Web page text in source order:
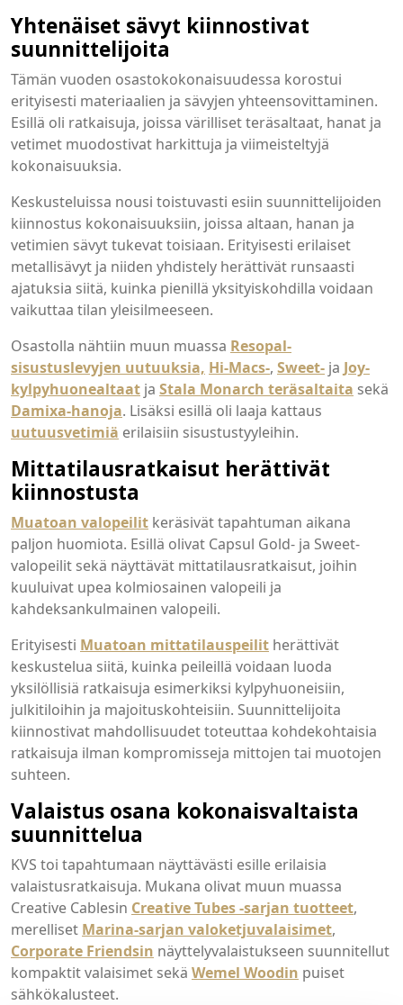
Yhtenäiset sävyt kiinnostivat
suunnittelijoita
Tämän vuoden osastokokonaisuudessa korostui
erityisesti materiaalien ja sävyjen yhteensovittaminen.
Esillä oli ratkaisuja, joissa värilliset teräsaltaat, hanat ja
vetimet muodostivat harkittuja ja viimeisteltyjä
kokonaisuuksia.
Keskusteluissa nousi toistuvasti esiin suunnittelijoiden
kiinnostus kokonaisuuksiin, joissa altaan, hanan ja
vetimien sävyt tukevat toisiaan. Erityisesti erilaiset
metallisävyt ja niiden yhdistely herättivät runsaasti
ajatuksia siitä, kuinka pienillä yksityiskohdilla voidaan
vaikuttaa tilan yleisilmeeseen.
Osastolla nähtiin muun muassa Resopal-
sisustuslevyjen uutuuksia, Hi-Macs-, Sweet- ja Joy-
kylpyhuonealtaat ja Stala Monarch teräsaltaita sekä
Damixa-hanoja. Lisäksi esillä oli laaja kattaus
uutuusvetimiä erilaisiin sisustustyyleihin.
Mittatilausratkaisut herättivät
kiinnostusta
Muatoan valopeilit keräsivät tapahtuman aikana
paljon huomiota. Esillä olivat Capsul Gold- ja Sweet-
valopeilit sekä näyttävät mittatilausratkaisut, joihin
kuuluivat upea kolmiosainen valopeili ja
kahdeksankulmainen valopeili.
Erityisesti Muatoan mittatilauspeilit herättivät
keskustelua siitä, kuinka peileillä voidaan luoda
yksilöllisiä ratkaisuja esimerkiksi kylpyhuoneisiin,
julkitiloihin ja majoituskohteisiin. Suunnittelijoita
kiinnostivat mahdollisuudet toteuttaa kohdekohtaisia
ratkaisuja ilman kompromisseja mittojen tai muotojen
suhteen.
Valaistus osana kokonaisvaltaista
suunnittelua
KVS toi tapahtumaan näyttävästi esille erilaisia
valaistusratkaisuja. Mukana olivat muun muassa
Creative Cablesin Creative Tubes -sarjan tuotteet,
merelliset Marina-sarjan valoketjuvalaisimet,
Corporate Friendsin näyttelyvalaistukseen suunnitellut
kompaktit valaisimet sekä Wemel Woodin puiset
sähkökalusteet.